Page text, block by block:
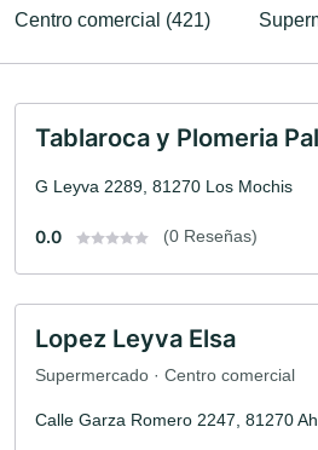
Centro comercial (421)
Tablaroca y Plomeria
G Leyva 2289, 81270 Los Mochis
0.0 (0 Reseñas)
Lopez Leyva Elsa
Supermercado · Centro comercial
Calle Garza Romero 2247, 81270